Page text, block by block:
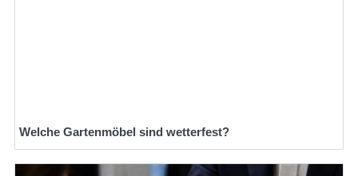
Welche Gartenmöbel sind wetterfest?